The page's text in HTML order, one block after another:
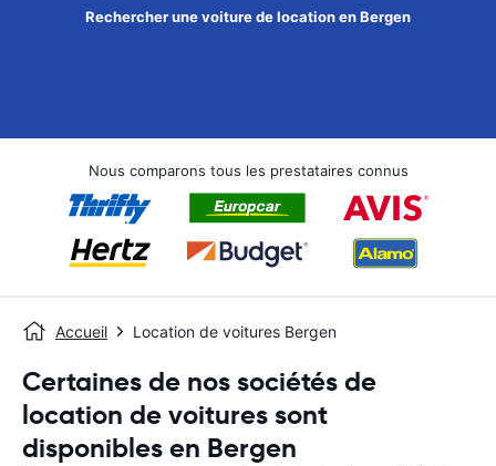
Rechercher une voiture de location en Bergen
Nous comparons tous les prestataires connus
Accueil Location de voitures Bergen
Certaines de nos sociétés de
location de voitures sont
disponibles en Bergen